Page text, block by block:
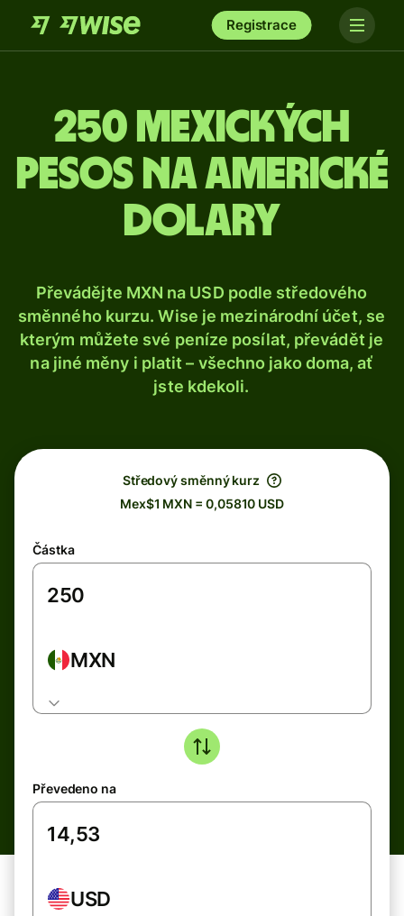
Registrace
250 mexických
pesos na americké
dolary
Převádějte MXN na USD podle středového
směnného kurzu. Wise je mezinárodní účet, se
kterým můžete své peníze posílat, převádět je
na jiné měny i platit – všechno jako doma, ať
jste kdekoli.
Středový směnný kurz
Mex$1 MXN = 0,05810 USD
Částka
MXN
Převedeno na
USD